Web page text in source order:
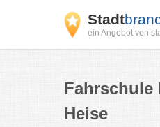
Stadt
ein Angebot von
Fahrschule
Heise